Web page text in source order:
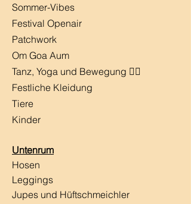
​Sommer-Vibes
Festival Openair
Patchwork
Om Goa Aum
Tanz, Yoga und Bewegung 🧘‍♀️
Festliche Kleidung
Tiere
Kinder
Untenrum
Hosen
Leggings
Jupes und Hüftschmeichler